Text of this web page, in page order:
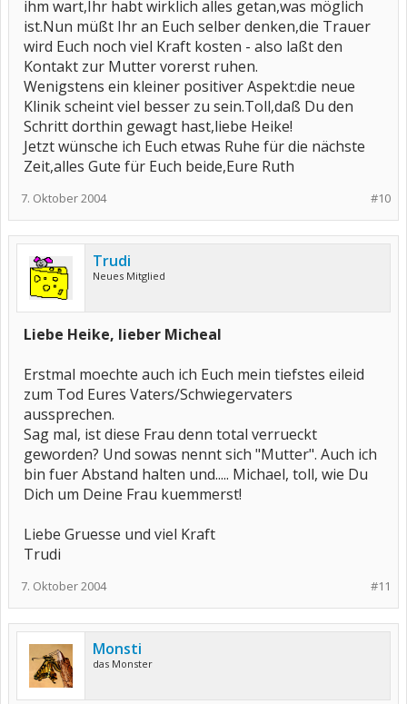
ihm wart,Ihr habt wirklich alles getan,was möglich
ist.Nun müßt Ihr an Euch selber denken,die Trauer
wird Euch noch viel Kraft kosten - also laßt den
Kontakt zur Mutter vorerst ruhen.
Wenigstens ein kleiner positiver Aspekt:die neue
Klinik scheint viel besser zu sein.Toll,daß Du den
Schritt dorthin gewagt hast,liebe Heike!
Jetzt wünsche ich Euch etwas Ruhe für die nächste
Zeit,alles Gute für Euch beide,Eure Ruth
#10
7. Oktober 2004
Trudi
Neues Mitglied
Liebe Heike, lieber Micheal
Erstmal moechte auch ich Euch mein tiefstes eileid
zum Tod Eures Vaters/Schwiegervaters
aussprechen.
Sag mal, ist diese Frau denn total verrueckt
geworden? Und sowas nennt sich "Mutter". Auch ich
bin fuer Abstand halten und..... Michael, toll, wie Du
Dich um Deine Frau kuemmerst!
Liebe Gruesse und viel Kraft
Trudi
#11
7. Oktober 2004
Monsti
das Monster